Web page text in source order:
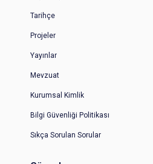
Tarihçe
Projeler
Yayınlar
Mevzuat
Kurumsal Kimlik
Bilgi Güvenliği Politikası
Sıkça Sorulan Sorular